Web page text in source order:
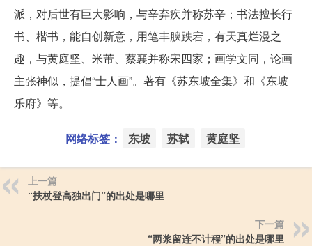
派，对后世有巨大影响，与辛弃疾并称苏辛；书法擅长行
书、楷书，能自创新意，用笔丰腴跌宕，有天真烂漫之
趣，与黄庭坚、米芾、蔡襄并称宋四家；画学文同，论画
主张神似，提倡“士人画”。著有《苏东坡全集》和《东坡
乐府》等。
网络标签： 东坡 苏轼 黄庭坚
上一篇
“扶杖登高独出门”的出处是哪里
下一篇
“两浆留连不计程”的出处是哪里